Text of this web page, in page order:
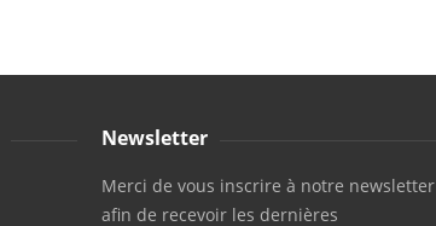
Newsletter
Merci de vous inscrire à notre newsletter
afin de recevoir les dernières